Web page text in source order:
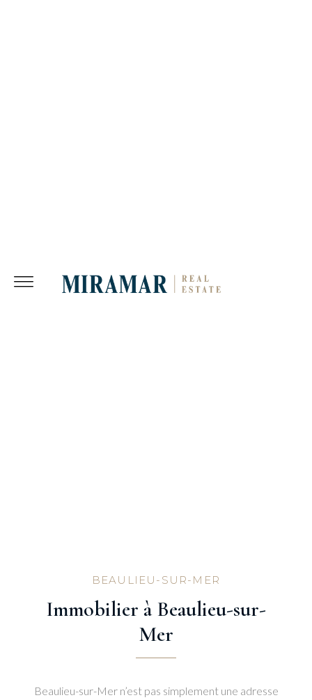
Immobilier à Beaulieu-sur-
Mer
BEAULIEU-SUR-MER
Beaulieu-sur-Mer n’est pas simplement une adresse